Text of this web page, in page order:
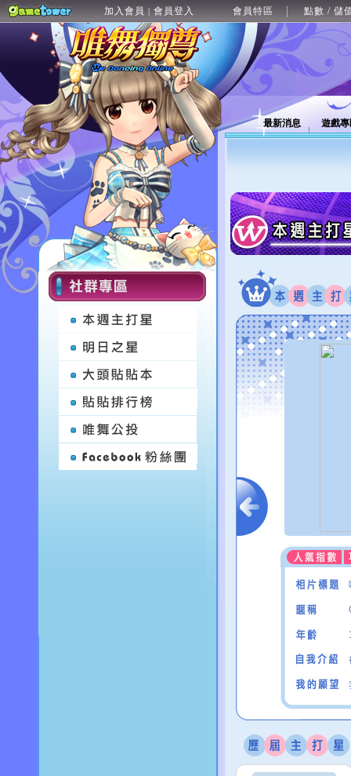
加入會員 | 會員登入 會員特區 點數 / 儲
最新消息 遊戲